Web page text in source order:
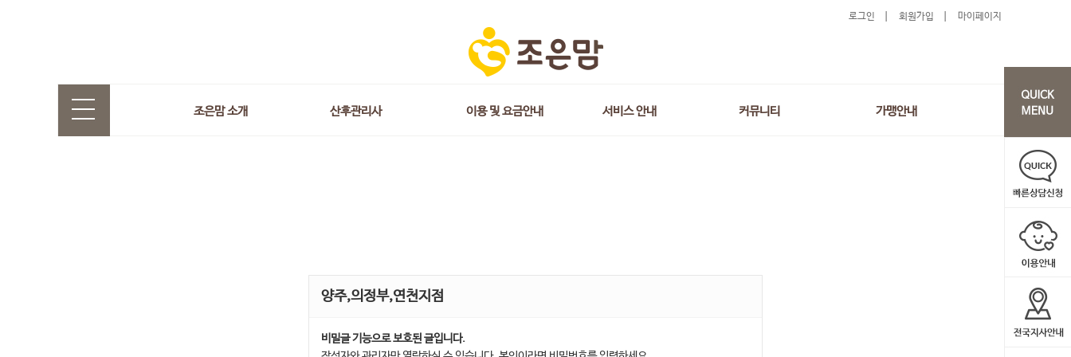
로그인 회원가입 마이페이지
조은맘 소개 산후관리사 이용 및 요금안내 서비스 안내 커뮤니티 가맹안내
양주,의정부,연천지점
비밀글 기능으로 보호된 글입니다.